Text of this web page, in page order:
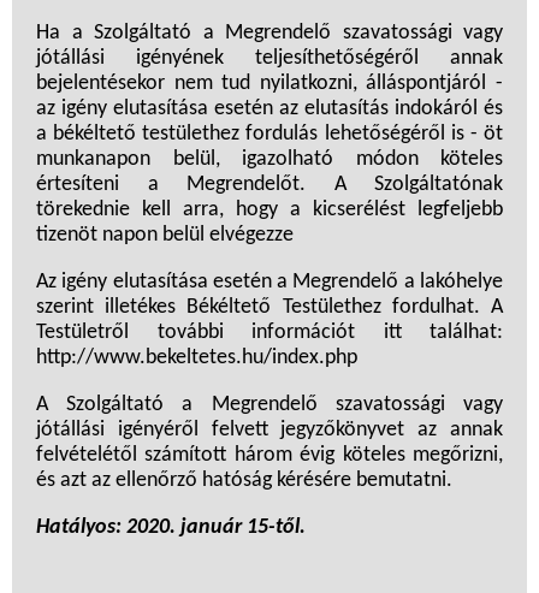
Ha a Szolgáltató a Megrendelő szavatossági vagy
jótállási igényének teljesíthetőségéről annak
bejelentésekor nem tud nyilatkozni, álláspontjáról -
az igény elutasítása esetén az elutasítás indokáról és
a békéltető testülethez fordulás lehetőségéről is - öt
munkanapon belül, igazolható módon köteles
értesíteni a Megrendelőt. A Szolgáltatónak
törekednie kell arra, hogy a kicserélést legfeljebb
tizenöt napon belül elvégezze
Az igény elutasítása esetén a Megrendelő a lakóhelye
szerint illetékes Békéltető Testülethez fordulhat. A
Testületről további információt itt találhat:
http://www.bekeltetes.hu/index.php
A Szolgáltató a Megrendelő szavatossági vagy
jótállási igényéről felvett jegyzőkönyvet az annak
felvételétől számított három évig köteles megőrizni,
és azt az ellenőrző hatóság kérésére bemutatni.
Hatályos: 2020. január 15-től.